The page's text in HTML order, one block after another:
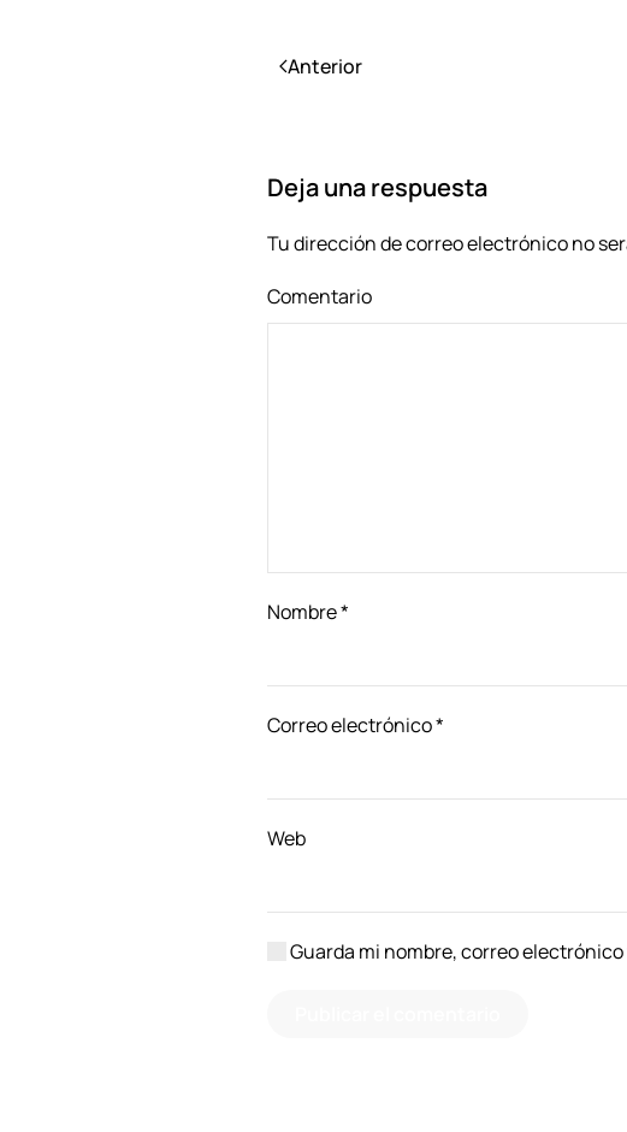
Anterior
Deja una respuesta
Tu dirección de correo electrónico no
Comentario
Nombre*
Correo electrónico*
Web
Guarda mi nombre, correo